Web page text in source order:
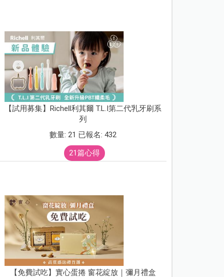
【試用募集】Richell利其爾 T.L.I第二代乳牙刷系
列
數量: 21 已報名: 432
21篇心得
【免費試吃】實心蛋捲 窗花綻放｜彌月禮盒